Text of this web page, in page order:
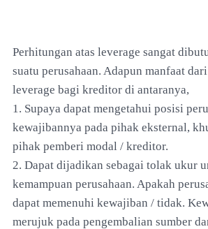
Perhitungan atas leverage sangat
suatu perusahaan. Adapun manfaat
leverage bagi kreditor di antaranya,
1. Supaya dapat mengetahui posisi
kewajibannya pada pihak eksternal,
pihak pemberi modal / kreditor.
2. Dapat dijadikan sebagai tolak ukur
kemampuan perusahaan. Apakah
dapat memenuhi kewajiban / tidak.
merujuk pada pengembalian sumber